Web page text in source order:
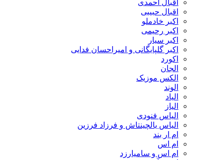
اقبال احمدی
اقبال حبیبی
اکبر خادملو
اکبر رحیمی
اکبر سیار
اکبر گلپایگانی و امیراحسان فدایی
اکورد
الجان
الکس موزیک
الوند
الیاد
الیاز
الیاس فنودی
الیاس یالچینتاش و فرزاد فرزین
ام‌ ار بند
ام اس
ام اس و سامیارزد